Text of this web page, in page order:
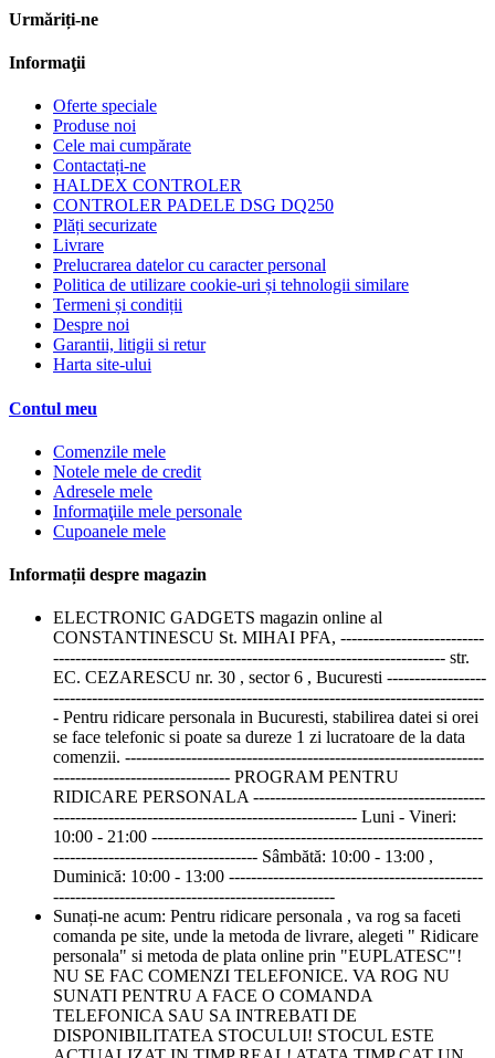
Urmăriți-ne
Informaţii
Oferte speciale
Produse noi
Cele mai cumpărate
Contactați-ne
HALDEX CONTROLER
CONTROLER PADELE DSG DQ250
Plăți securizate
Livrare
Prelucrarea datelor cu caracter personal
Politica de utilizare cookie-uri și tehnologii similare
Termeni și condiții
Despre noi
Garantii, litigii si retur
Harta site-ului
Contul meu
Comenzile mele
Notele mele de credit
Adresele mele
Informaţiile mele personale
Cupoanele mele
Informații despre magazin
ELECTRONIC GADGETS magazin online al
CONSTANTINESCU St. MIHAI PFA, --------------------------
----------------------------------------------------------------------- str.
EC. CEZARESCU nr. 30 , sector 6 , Bucuresti ------------------
------------------------------------------------------------------------------
- Pentru ridicare personala in Bucuresti, stabilirea datei si orei
se face telefonic si poate sa dureze 1 zi lucratoare de la data
comenzii. -----------------------------------------------------------------
-------------------------------- PROGRAM PENTRU
RIDICARE PERSONALA ------------------------------------------
------------------------------------------------------- Luni - Vineri:
10:00 - 21:00 ------------------------------------------------------------
------------------------------------- Sâmbătă: 10:00 - 13:00 ,
Duminică: 10:00 - 13:00 ----------------------------------------------
---------------------------------------------------
Sunați-ne acum: Pentru ridicare personala , va rog sa faceti
comanda pe site, unde la metoda de livrare, alegeti " Ridicare
personala" si metoda de plata online prin "EUPLATESC"!
NU SE FAC COMENZI TELEFONICE. VA ROG NU
SUNATI PENTRU A FACE O COMANDA
TELEFONICA SAU SA INTREBATI DE
DISPONIBILITATEA STOCULUI! STOCUL ESTE